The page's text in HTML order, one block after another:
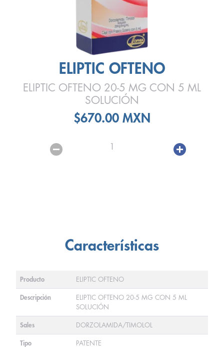
ELIPTIC OFTENO
ELIPTIC OFTENO 20-5 MG CON 5 ML
SOLUCIÓN
$670.00 MXN
1
Características
Producto ELIPTIC OFTENO
Descripción
ELIPTIC OFTENO 20-5 MG CON 5 ML
SOLUCIÓN
Sales DORZOLAMIDA/TIMOLOL
Tipo PATENTE